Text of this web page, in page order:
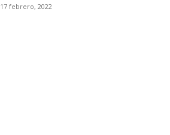
17 febrero, 2022